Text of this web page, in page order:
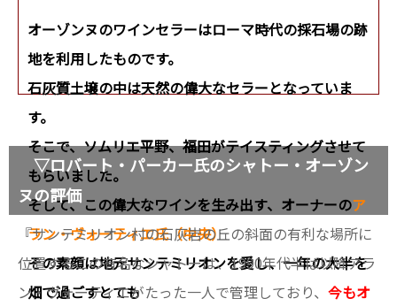
オーゾンヌのワインセラーはローマ時代の採石場の跡
地を利用したものです。
石灰質土壌の中は天然の偉大なセラーとなっていま
す。
そこで、ソムリエ平野、福田がテイスティングさせて
もらいました。
そして、この偉大なワインを生み出す、オーナーのア
ラン・ヴォーティエ氏（中央）
その素顔は地元サンテミリオンを愛し、一年の大半を
畑で過ごすとても
▽ロバート・パーカー氏のシャトー・オーゾン
ヌの評価
『サンテミリオン村の石灰岩の丘の斜面の有利な場所に
位置するこの有名なシャトーは、1990年代半ば以降アラ
ン・ヴォーティエがたった一人で管理しており、 今もオ